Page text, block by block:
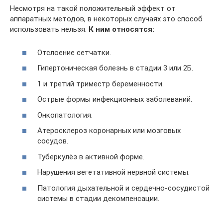
Несмотря на такой положительный эффект от
аппаратных методов, в некоторых случаях это способ
использовать нельзя. К ним относятся:
Отслоение сетчатки.
Гипертоническая болезнь в стадии 3 или 2Б.
1 и третий триместр беременности.
Острые формы инфекционных заболеваний.
Онкопатология.
Атеросклероз коронарных или мозговых
сосудов.
Туберкулёз в активной форме.
Нарушения вегетативной нервной системы.
Патология дыхательной и сердечно-сосудистой
системы в стадии декомпенсации.